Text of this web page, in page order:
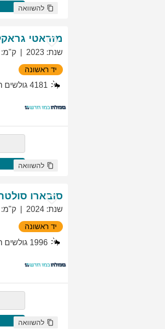
להשוואה
מזראטי
שנת:
2023 ק"מ:
יד ראשונה
4181 גולשים
להשוואה
סובארו
שנת:
2024 ק"מ:
יד ראשונה
1996 גולשים
להשוואה